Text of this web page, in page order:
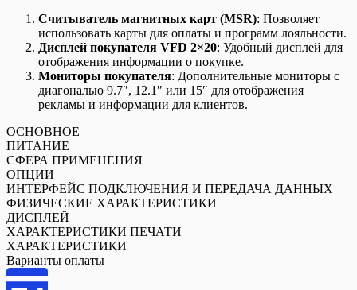
Считыватель магнитных карт (MSR): Позволяет
использовать карты для оплаты и программ лояльности.
Дисплей покупателя VFD 2×20: Удобный дисплей для
отображения информации о покупке.
Мониторы покупателя: Дополнительные мониторы с
диагональю 9.7″, 12.1″ или 15″ для отображения
рекламы и информации для клиентов.
ОСНОВНОЕ
ПИТАНИЕ
СФЕРА ПРИМЕНЕНИЯ
ОПЦИИ
ИНТЕРФЕЙС ПОДКЛЮЧЕНИЯ И ПЕРЕДАЧА ДАННЫХ
ФИЗИЧЕСКИЕ ХАРАКТЕРИСТИКИ
ДИСПЛЕЙ
ХАРАКТЕРИСТИКИ ПЕЧАТИ
ХАРАКТЕРИСТИКИ
Варианты оплаты